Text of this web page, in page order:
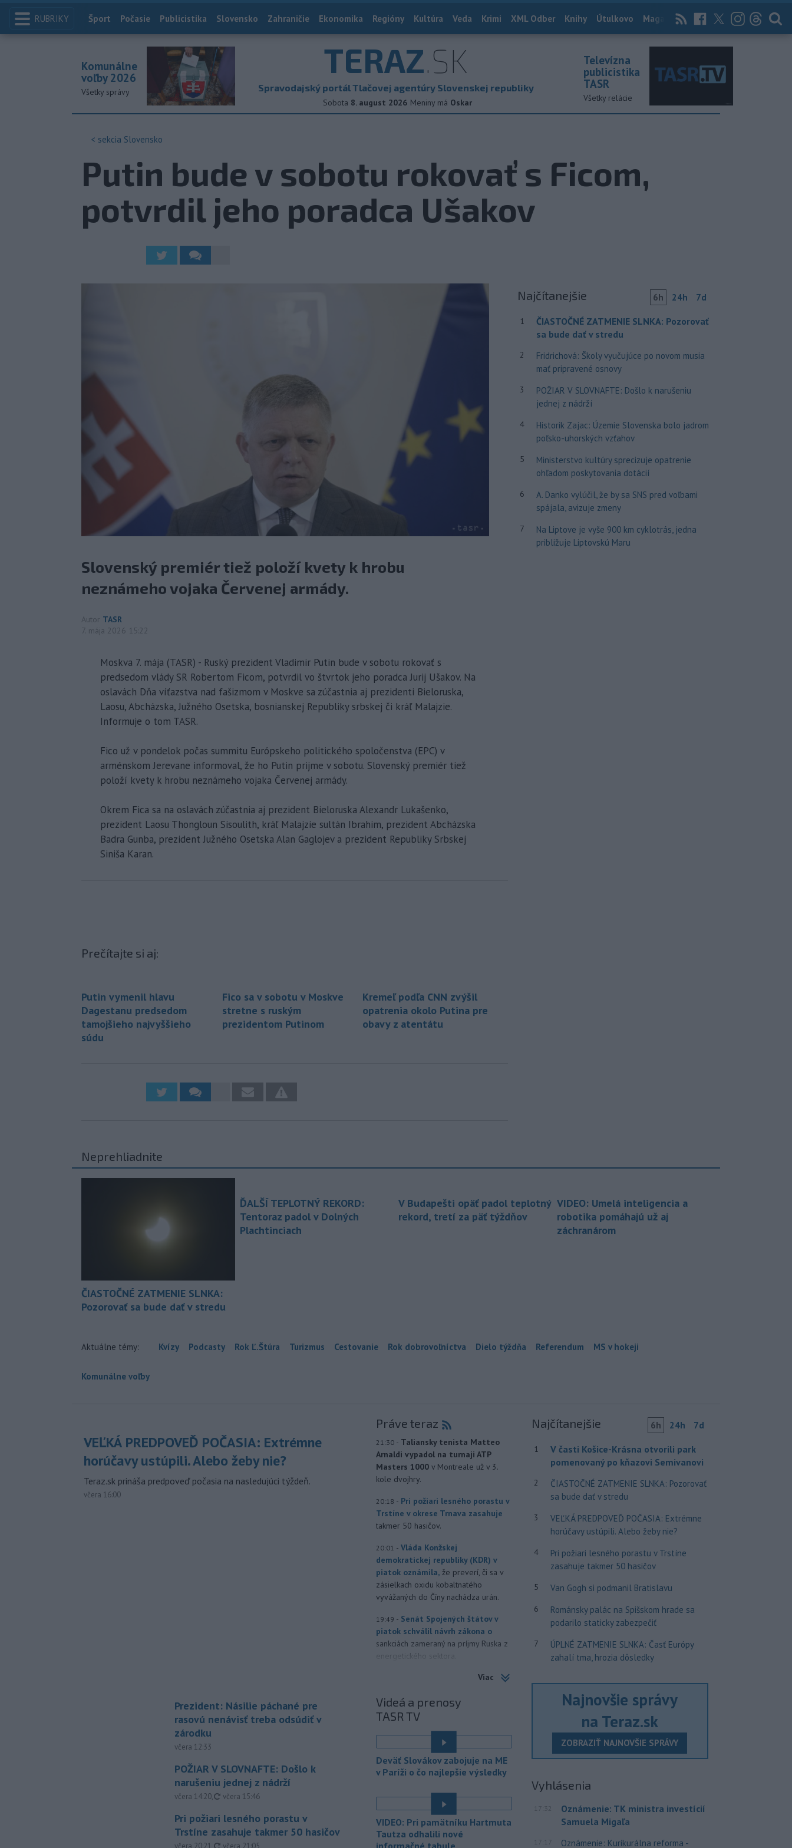
RUBRIKY Index
Šport Počasie Publicistika Slovensko Zahraničie Ekonomika Regióny Kultúra Veda Krimi XML Odber Knihy Útulkovo Magazín News Now Archív
TERAZ.SK
Spravodajský portál Tlačovej agentúry Slovenskej republiky
Sobota 8. august 2026 Meniny má Oskar
Komunálne
voľby 2026
Všetky správy
Televízna
publicistika
TASR
Všetky relácie
< sekcia Slovensko
Putin bude v sobotu rokovať s Ficom,
potvrdil jeho poradca Ušakov
Slovenský premiér tiež položí kvety k hrobu
neznámeho vojaka Červenej armády.
Autor TASR
7. mája 2026 15:22
Moskva 7. mája (TASR) - Ruský prezident Vladimir Putin bude v sobotu rokovať s
predsedom vlády SR Robertom Ficom, potvrdil vo štvrtok jeho poradca Jurij Ušakov. Na
oslavách Dňa víťazstva nad fašizmom v Moskve sa zúčastnia aj prezidenti Bieloruska,
Laosu, Abcházska, Južného Osetska, bosnianskej Republiky srbskej či kráľ Malajzie.
Informuje o tom TASR.
Fico už v pondelok počas summitu Európskeho politického spoločenstva (EPC) v
arménskom Jerevane informoval, že ho Putin prijme v sobotu. Slovenský premiér tiež
položí kvety k hrobu neznámeho vojaka Červenej armády.
Okrem Fica sa na oslavách zúčastnia aj prezident Bieloruska Alexandr Lukašenko,
prezident Laosu Thongloun Sisoulith, kráľ Malajzie sultán Ibrahim, prezident Abcházska
Badra Gunba, prezident Južného Osetska Alan Gaglojev a prezident Republiky Srbskej
Siniša Karan.
Prečítajte si aj:
Putin vymenil hlavu
Dagestanu predsedom
tamojšieho najvyššieho
súdu
Fico sa v sobotu v Moskve
stretne s ruským
prezidentom Putinom
Kremeľ podľa CNN zvýšil
opatrenia okolo Putina pre
obavy z atentátu
Najčítanejšie 6h 24h 7d
1
ČIASTOČNÉ ZATMENIE SLNKA: Pozorovať
sa bude dať v stredu
2
Fridrichová: Školy vyučujúce po novom musia
mať pripravené osnovy
3
POŽIAR V SLOVNAFTE: Došlo k narušeniu
jednej z nádrží
4
Historik Zajac: Územie Slovenska bolo jadrom
poľsko-uhorských vzťahov
5
Ministerstvo kultúry sprecizuje opatrenie
ohľadom poskytovania dotácií
6
A. Danko vylúčil, že by sa SNS pred voľbami
spájala, avizuje zmeny
7
Na Liptove je vyše 900 km cyklotrás, jedna
približuje Liptovskú Maru
Neprehliadnite
ČIASTOČNÉ ZATMENIE SLNKA:
Pozorovať sa bude dať v stredu
ĎALŠÍ TEPLOTNÝ REKORD:
Tentoraz padol v Dolných
Plachtinciach
V Budapešti opäť padol teplotný
rekord, tretí za päť týždňov
VIDEO: Umelá inteligencia a
robotika pomáhajú už aj
záchranárom
Aktuálne témy: Kvízy Podcasty Rok Ľ.Štúra Turizmus Cestovanie Rok dobrovoľníctva Dielo týždňa Referendum MS v hokeji
Komunálne voľby
VEĽKÁ PREDPOVEĎ POČASIA: Extrémne
horúčavy ustúpili. Alebo žeby nie?
Teraz.sk prináša predpoveď počasia na nasledujúci týždeň.
včera 16:00
Prezident: Násilie páchané pre
rasovú nenávisť treba odsúdiť v
zárodku
včera 12:33
POŽIAR V SLOVNAFTE: Došlo k
narušeniu jednej z nádrží
včera 14:20, aktualizované
včera 15:46
Pri požiari lesného porastu v
Trstíne zasahuje takmer 50 hasičov
aktualizované
Práve teraz
21:30 - Taliansky tenista Matteo
Arnaldi vypadol na turnaji ATP
Masters 1000 v Montreale už v 3.
kole dvojhry.
20:18 - Pri požiari lesného porastu v
Trstíne v okrese Trnava zasahuje
takmer 50 hasičov.
20:01 - Vláda Konžskej
demokratickej republiky (KDR) v
piatok oznámila, že preverí, či sa v
zásielkach oxidu kobaltnatého
vyvážaných do Číny nachádza urán.
19:49 - Senát Spojených štátov v
piatok schválil návrh zákona o
sankciách zameraný na príjmy Ruska z
energetického sektora.
Slovenská polícia prispela k
ktorý sa podarilo ukončiť
právoplatným odsúdením páchateľa v
15:21 - Piatkový požiar v
bratislavskej rafinérii Slovnaft je
pod kontrolou.Príčina jeho vzniku
TASR to potvrdil hovorca rafinérie
Anton Molnár.
15:17 - Ministerstvo kultúry (MK) SR
upraví verziu opatrenia o
Viac
Videá a prenosy
TASR TV
Deväť Slovákov zabojuje na ME
v Paríži o čo najlepšie výsledky
VIDEO: Pri pamätníku Hartmuta
Tautza odhalili nové
Najčítanejšie 6h 24h 7d
1
V časti Košice-Krásna otvorili park
pomenovaný po kňazovi Semivanovi
2
ČIASTOČNÉ ZATMENIE SLNKA: Pozorovať
sa bude dať v stredu
3
VEĽKÁ PREDPOVEĎ POČASIA: Extrémne
horúčavy ustúpili. Alebo žeby nie?
4
Pri požiari lesného porastu v Trstíne
zasahuje takmer 50 hasičov
5 Van Gogh si podmanil Bratislavu
6
Románsky palác na Spišskom hrade sa
podarilo staticky zabezpečiť
7
ÚPLNÉ ZATMENIE SLNKA: Časť Európy
zahalí tma, hrozia dôsledky
Najnovšie správy
na Teraz.sk
ZOBRAZIŤ NAJNOVŠIE SPRÁVY
Vyhlásenia
17:32
Oznámenie: TK ministra investícií
Samuela Migaľa
17:17
Oznámenie: Kurikurálna reforma -